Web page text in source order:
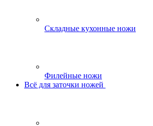
Складные кухонные ножи
Филейные ножи
Всё для заточки ножей